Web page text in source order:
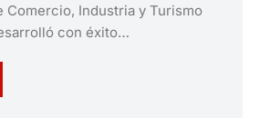
Comercio, Industria y Turismo
con éxito…